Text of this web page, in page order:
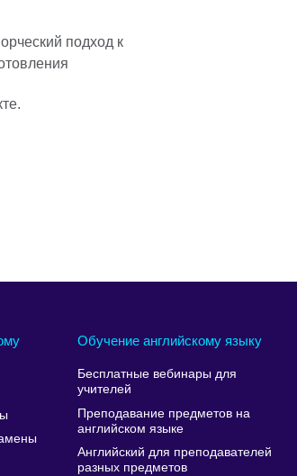
подход к
Обучение английскому языку
Бесплатные вебинары для
учителей
Преподавание предметов на
английском языке
Английский для преподавателей
разных предметов